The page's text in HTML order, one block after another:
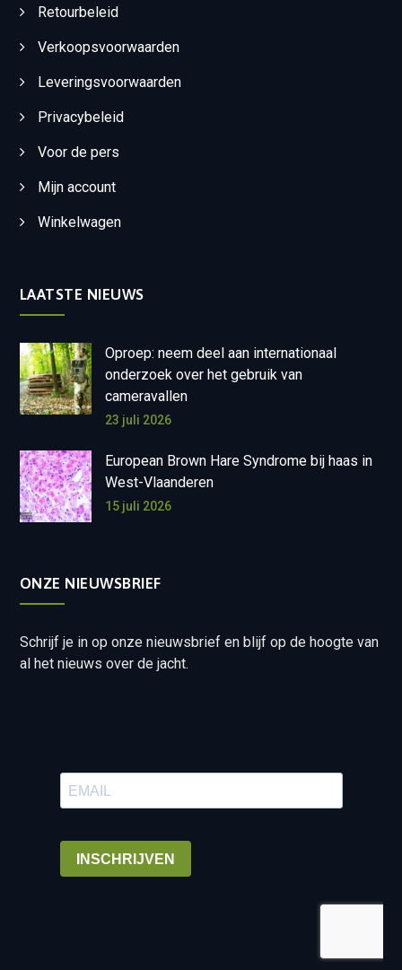
Retourbeleid
Verkoopsvoorwaarden
Leveringsvoorwaarden
Privacybeleid
Voor de pers
Mijn account
Winkelwagen
LAATSTE NIEUWS
Oproep: neem deel aan internationaal
onderzoek over het gebruik van
cameravallen
23 juli 2026
European Brown Hare Syndrome bij haas in
West-Vlaanderen
15 juli 2026
ONZE NIEUWSBRIEF
Schrijf je in op onze nieuwsbrief en blijf op de hoogte van
al het nieuws over de jacht.